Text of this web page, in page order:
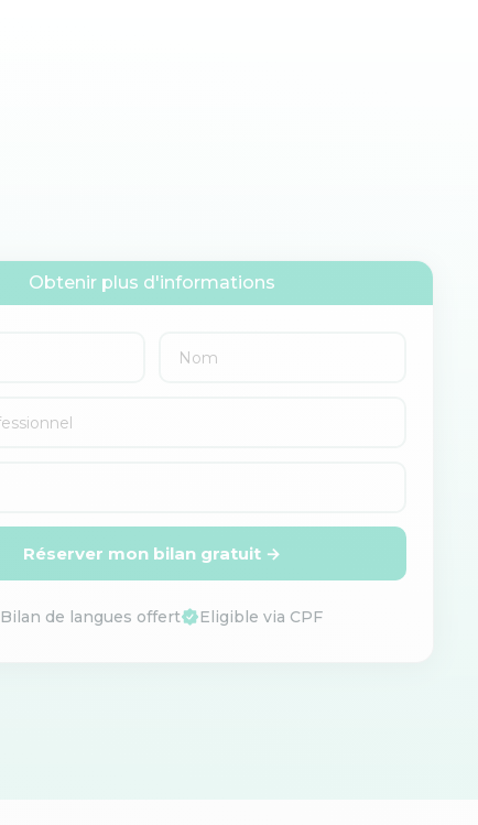
Obtenir plus d'informations
Réserver mon bilan gratuit →
Bilan de langues offert Eligible via CPF